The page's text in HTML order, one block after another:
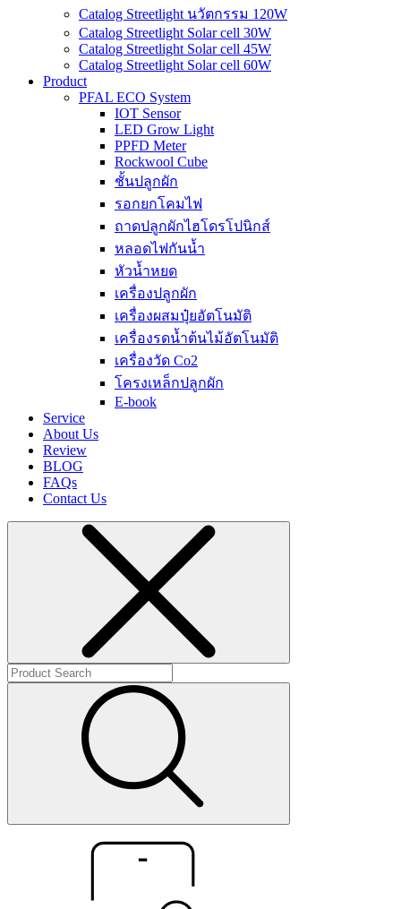
Catalog Streetlight นวัตกรรม 120W
Catalog Streetlight Solar cell 30W
Catalog Streetlight Solar cell 45W
Catalog Streetlight Solar cell 60W
Product
PFAL ECO System
IOT Sensor
LED Grow Light
PPFD Meter
Rockwool Cube
ชั้นปลูกผัก
รอกยกโคมไฟ
ถาดปลูกผักไฮโดรโปนิกส์
หลอดไฟกันน้ำ
หัวน้ำหยด
เครื่องปลูกผัก
เครื่องผสมปุ๋ยอัตโนมัติ
เครื่องรดน้ำต้นไม้อัตโนมัติ
เครื่องวัด Co2
โครงเหล็กปลูกผัก
E-book
Service
About Us
Review
BLOG
FAQs
Contact Us